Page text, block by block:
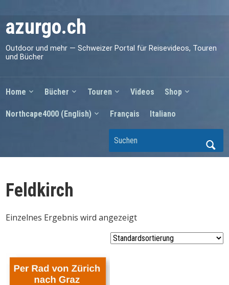
azurgo.ch
Outdoor und mehr — Schweizer Portal für Reisevideos, Touren
und Bücher
Home Bücher Touren Videos Shop
Northcape4000 (English) Français Italiano
Feldkirch
Einzelnes Ergebnis wird angezeigt